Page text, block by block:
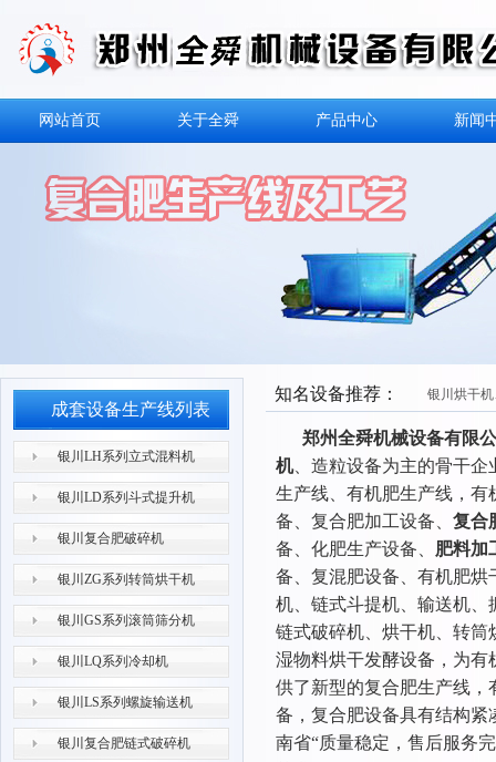
网站首页 关于全舜 产品中心 新闻
成套设备生产线列表
银川LH系列立式混料机
银川LD系列斗式提升机
银川复合肥破碎机
银川ZG系列转筒烘干机
银川GS系列滚筒筛分机
银川LQ系列冷却机
银川LS系列螺旋输送机
银川复合肥链式破碎机
银川烘干
知名设备推荐：
郑州全舜机械设备有限
机、造粒设备为主的骨干企
生产线、有机肥生产线，
备、复合肥加工设备、 复合
备、化肥生产设备、 肥料加
备、复混肥设备、有机肥
机、链式斗提机、输送机
链式破碎机、烘干机、转
湿物料烘干发酵设备，为
供了新型的复合肥生产线
备，复合肥设备具有结构
南省“质量稳定，售后服务
银川ZG系列转筒烘干机
银川自动包装机